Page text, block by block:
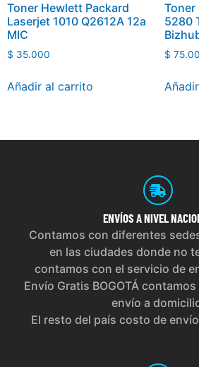
Toner Hewlett Packard
Laserjet 1010 Q2612A 12a
MIC
$ 35.000
Añadir al carrito
Toner
5280
$
ENVÍOS A NIVEL
Contamos con diferentes
en las ciudades donde no
contamos con el servicio de
Envío Gratis BOGOTÁ
envío a
El resto del país costo de